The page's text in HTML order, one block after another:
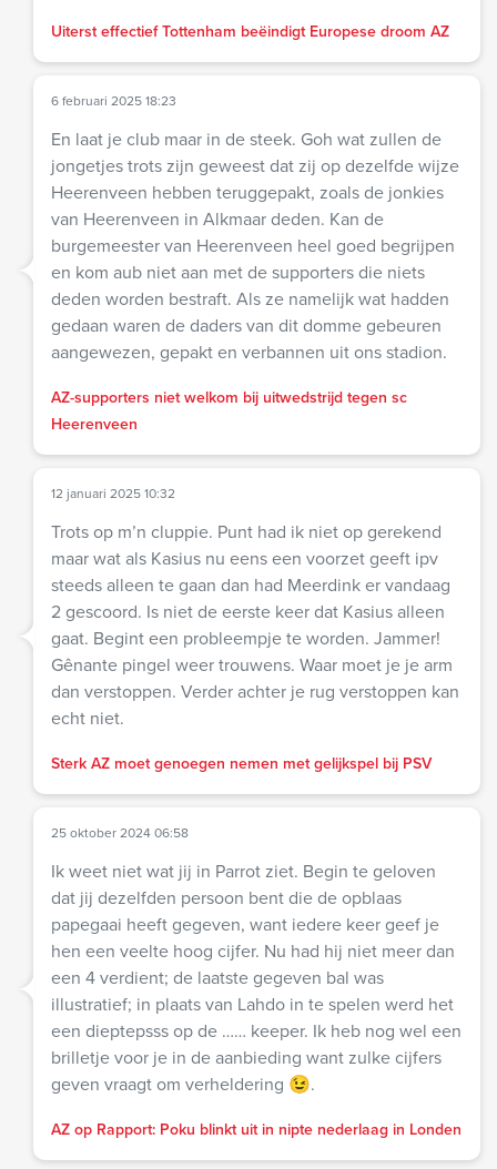
Uiterst effectief Tottenham beëindigt Europese droom AZ
6 februari 2025 18:23
En laat je club maar in de steek. Goh wat zullen de
jongetjes trots zijn geweest dat zij op dezelfde wijze
Heerenveen hebben teruggepakt, zoals de jonkies
van Heerenveen in Alkmaar deden. Kan de
burgemeester van Heerenveen heel goed begrijpen
en kom aub niet aan met de supporters die niets
deden worden bestraft. Als ze namelijk wat hadden
gedaan waren de daders van dit domme gebeuren
aangewezen, gepakt en verbannen uit ons stadion.
AZ-supporters niet welkom bij uitwedstrijd tegen sc
Heerenveen
12 januari 2025 10:32
Trots op m’n cluppie. Punt had ik niet op gerekend
maar wat als Kasius nu eens een voorzet geeft ipv
steeds alleen te gaan dan had Meerdink er vandaag
2 gescoord. Is niet de eerste keer dat Kasius alleen
gaat. Begint een probleempje te worden. Jammer!
Gênante pingel weer trouwens. Waar moet je je arm
dan verstoppen. Verder achter je rug verstoppen kan
echt niet.
Sterk AZ moet genoegen nemen met gelijkspel bij PSV
25 oktober 2024 06:58
Ik weet niet wat jij in Parrot ziet. Begin te geloven
dat jij dezelfden persoon bent die de opblaas
papegaai heeft gegeven, want iedere keer geef je
hen een veelte hoog cijfer. Nu had hij niet meer dan
een 4 verdient; de laatste gegeven bal was
illustratief; in plaats van Lahdo in te spelen werd het
een dieptepsss op de …… keeper. Ik heb nog wel een
brilletje voor je in de aanbieding want zulke cijfers
geven vraagt om verheldering 😉.
AZ op Rapport: Poku blinkt uit in nipte nederlaag in Londen